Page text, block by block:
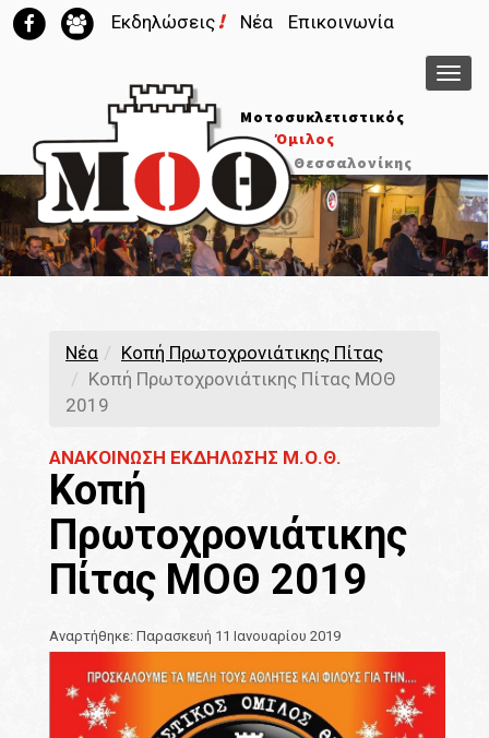
Μοτοσυκλετιστικός
Όμιλος
Θεσσαλονίκης
Εκδηλώσεις ! Νέα Επικοινωνία
Νέα
Κοπή Πρωτοχρονιάτικης Πίτας
Κοπή Πρωτοχρονιάτικης Πίτας ΜΟΘ
2019
ΑΝΑΚΟΙΝΩΣΗ ΕΚΔΗΛΩΣΗΣ Μ.Ο.Θ.
Κοπή
Πρωτοχρονιάτικης
Πίτας ΜΟΘ 2019
Αναρτήθηκε: Παρασκευή 11 Ιανουαρίου 2019